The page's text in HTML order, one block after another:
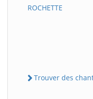
ROCHETTE
Trouver des